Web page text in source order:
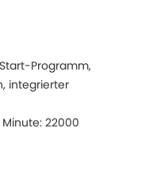
Programm,
integrierter
22000